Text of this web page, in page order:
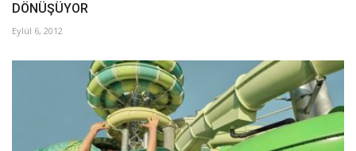
DÖNÜŞÜYOR
Eylül 6, 2012